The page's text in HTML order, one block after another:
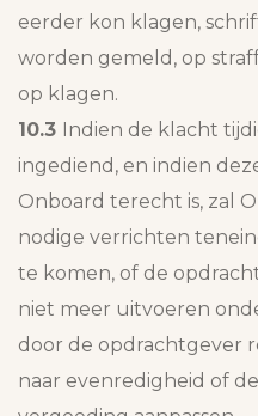
eerder kon klagen,
worden gemeld, op
op klagen.
10.3 Indien de klacht
ingediend, en indien
Onboard terecht is, zal
nodige verrichten
te komen, of de
niet meer uitvoeren
door de opdrachtgever
naar evenredigheid of